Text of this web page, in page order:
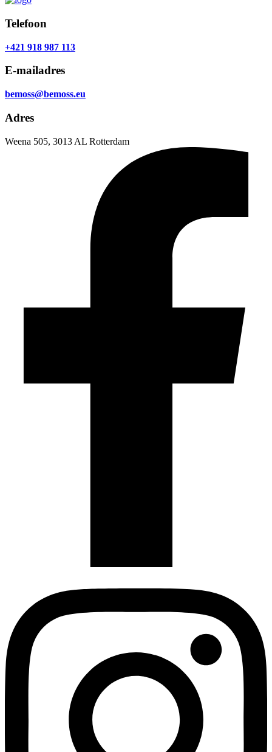
Telefoon
+421 918 987 113
E-mailadres
bemoss@bemoss.eu
Adres
Weena 505, 3013 AL Rotterdam